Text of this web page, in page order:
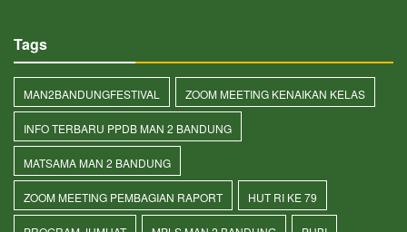
Tags
MAN2BANDUNGFESTIVAL ZOOM MEETING KENAIKAN KELAS
INFO TERBARU PPDB MAN 2 BANDUNG
MATSAMA MAN 2 BANDUNG
ZOOM MEETING PEMBAGIAN RAPORT HUT RI KE 79